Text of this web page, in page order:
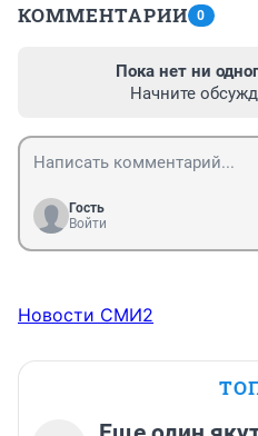
КОММЕНТАРИИ 0
Пока нет ни
Начните
Гость
Войти
Новости СМИ2